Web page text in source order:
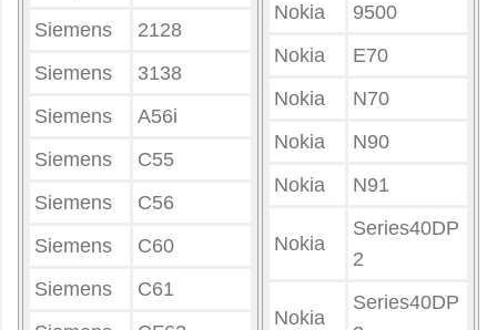
Siemens
2128
Siemens
3138
Siemens
A56i
Siemens
C55
Siemens
C56
Siemens
C60
Siemens
C61
Nokia
9500
Nokia
E70
Nokia
N70
Nokia
N90
Nokia
N91
Nokia
Series40DP
2
Nokia
Series40DP